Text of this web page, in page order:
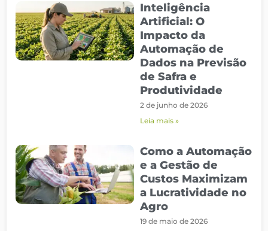
Inteligência
Artificial: O
Impacto da
Automação de
Dados na Previsão
de Safra e
Produtividade
2 de junho de 2026
Leia mais »
Como a Automação
e a Gestão de
Custos Maximizam
a Lucratividade no
Agro
19 de maio de 2026